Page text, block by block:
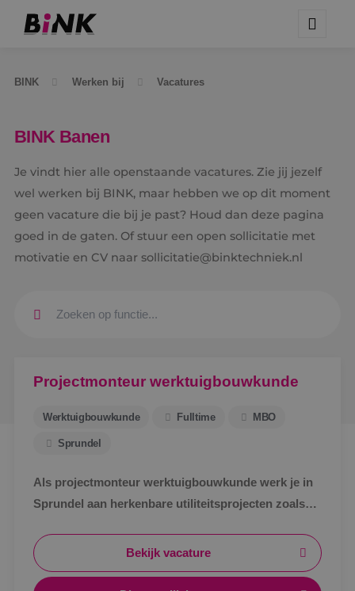
BINK Werken bij Vacatures
BINK Banen
Je vindt hier alle openstaande vacatures. Zie jij jezelf
wel werken bij BINK, maar hebben we op dit moment
geen vacature die bij je past? Houd dan deze pagina
goed in de gaten. Of stuur een open sollicitatie met
motivatie en CV naar sollicitatie@binktechniek.nl
Projectmonteur werktuigbouwkunde
Werktuigbouwkunde Fulltime MBO
Sprundel
Als projectmonteur werktuigbouwkunde werk je in
Sprundel aan herkenbare utiliteitsprojecten zoals
zichtbaar resultaat en korte lijnen.
Bekijk vacature